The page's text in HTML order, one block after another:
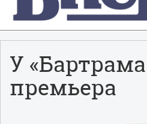
У
премьера